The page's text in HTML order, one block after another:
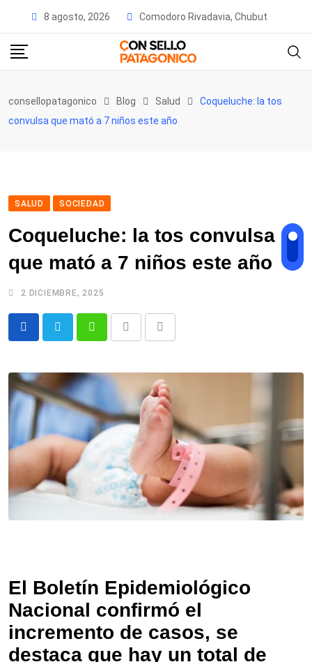
content
8 agosto, 2026 Comodoro Rivadavia, Chubut
consellopatagonico Blog Salud
Coqueluche: la tos
convulsa que mató a 7 niños este año
SALUD SOCIEDAD
Coqueluche: la tos convulsa
que mató a 7 niños este año
2 DICIEMBRE, 2025
Email
El Boletín Epidemiológico
Nacional confirmó el
incremento de casos, se
destaca que hay un total de